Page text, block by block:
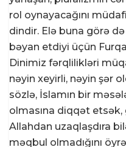
rol oynayacağını
dindir. Elə buna görə
bəyan etdiyi üçün
Dinimiz fərqlilikləri
nəyin xeyirli, nəyin şər
sözlə, İslamın bir
olmasına diqqət etsək,
Allahdan uzaqlaşdıra
məqbul olmadığını